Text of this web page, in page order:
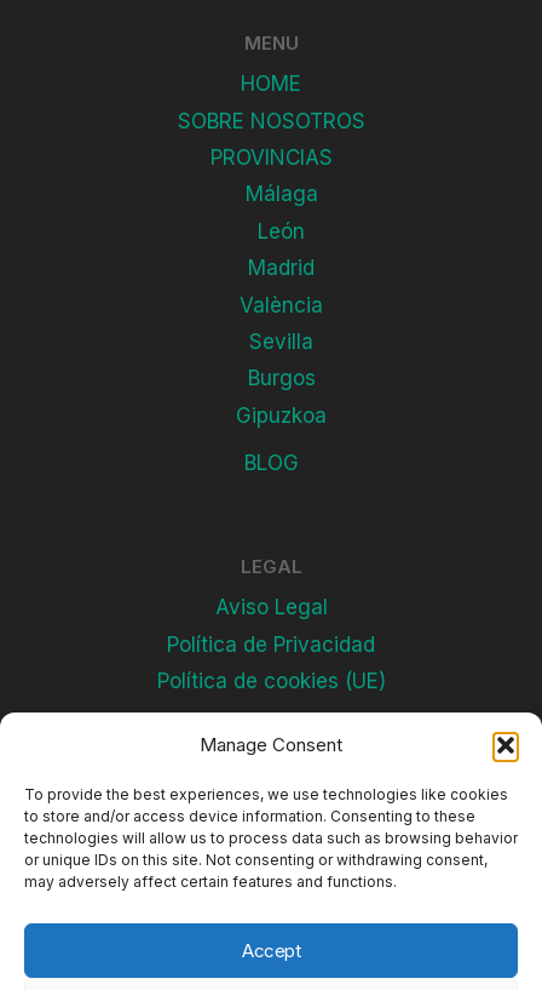
Manage Consent
To provide the best experiences, we use technologies like cookies
to store and/or access device information. Consenting to these
technologies will allow us to process data such as browsing behavior
or unique IDs on this site. Not consenting or withdrawing consent,
may adversely affect certain features and functions.
Accept
MENU
HOME
SOBRE NOSOTROS
PROVINCIAS
Málaga
León
Madrid
València
Sevilla
Burgos
Gipuzkoa
BLOG
LEGAL
Aviso Legal
Política de Privacidad
Política de cookies (UE)
Subscríbete